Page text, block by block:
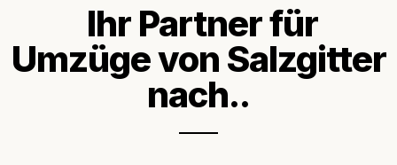
Ihr Partner für
Umzüge von Salzgitter
nach..